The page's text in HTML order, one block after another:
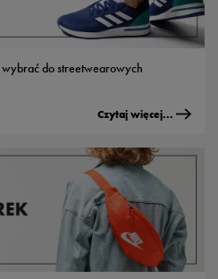
do streetwearowych
Czytaj więcej...